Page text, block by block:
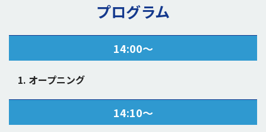
プログラム
14:00〜
1. オープニング
14:10〜